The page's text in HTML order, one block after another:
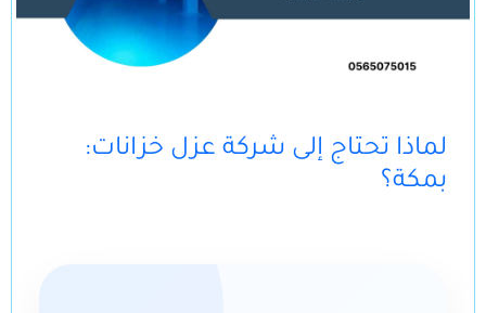
:لماذا تحتاج إلى شركة عزل خزانات
بمكة؟